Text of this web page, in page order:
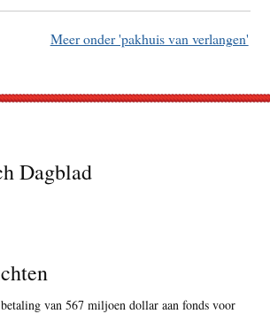
Meer onder 'pakhuis van verlangen'
Dagblad
van 567 miljoen dollar aan fonds voor